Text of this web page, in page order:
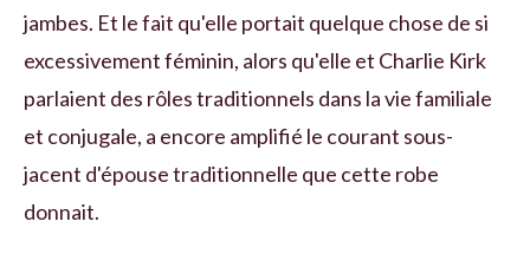
jambes. Et le fait qu'elle portait quelque chose de si
excessivement féminin, alors qu'elle et Charlie Kirk
parlaient des rôles traditionnels dans la vie familiale
et conjugale, a encore amplifié le courant sous-
jacent d'épouse traditionnelle que cette robe
donnait.